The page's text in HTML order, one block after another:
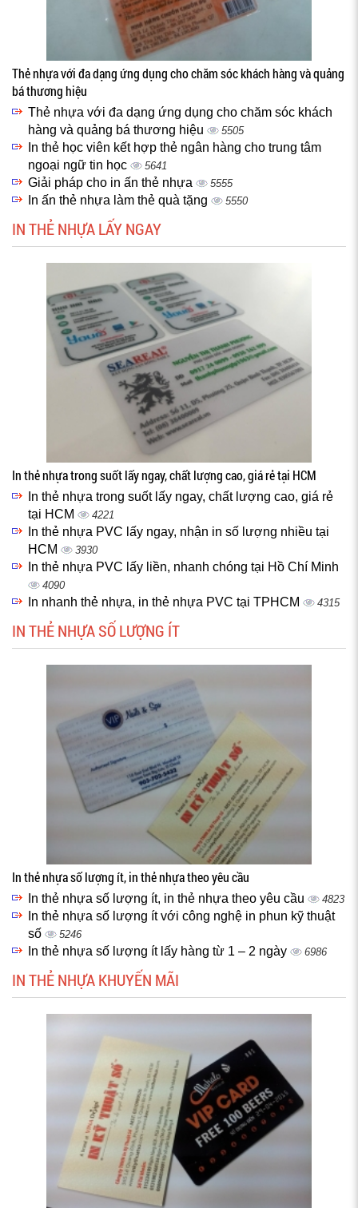
Thẻ nhựa với đa dạng ứng dụng cho chăm sóc khách hàng và quảng
bá thương hiệu
Thẻ nhựa với đa dạng ứng dụng cho chăm sóc khách
hàng và quảng bá thương hiệu
5505
In thẻ học viên kết hợp thẻ ngân hàng cho trung tâm
ngoại ngữ tin học
5641
Giải pháp cho in ấn thẻ nhựa 5555
In ấn thẻ nhựa làm thẻ quà tặng 5550
IN THẺ NHỰA LẤY NGAY
In thẻ nhựa trong suốt lấy ngay, chất lượng cao, giá rẻ tại HCM
In thẻ nhựa trong suốt lấy ngay, chất lượng cao, giá rẻ
tại HCM
4221
In thẻ nhựa PVC lấy ngay, nhận in số lượng nhiều tại
HCM
3930
In thẻ nhựa PVC lấy liền, nhanh chóng tại Hồ Chí Minh
4090
In nhanh thẻ nhựa, in thẻ nhựa PVC tại TPHCM 4315
IN THẺ NHỰA SỐ LƯỢNG ÍT
In thẻ nhựa số lượng ít, in thẻ nhựa theo yêu cầu
In thẻ nhựa số lượng ít, in thẻ nhựa theo yêu cầu 4823
In thẻ nhựa số lượng ít với công nghệ in phun kỹ thuật
số
5246
In thẻ nhựa số lượng ít lấy hàng từ 1 – 2 ngày 6986
IN THẺ NHỰA KHUYẾN MÃI